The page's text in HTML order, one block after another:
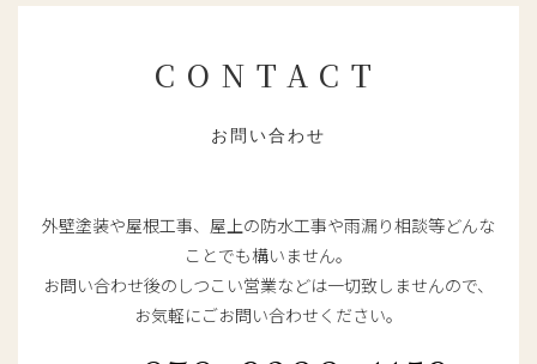
CONTACT
お問い合わせ
外壁塗装や屋根工事、屋上の防水工事や雨漏り相談等どんな
ことでも構いません。
お問い合わせ後のしつこい営業などは一切致しませんので、
お気軽にごお問い合わせください。